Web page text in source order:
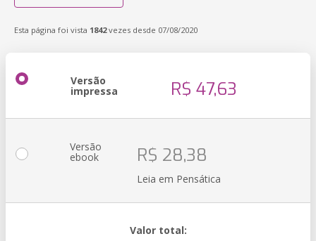
Esta página foi vista 1842vezes desde 07/08/2020
Versão
impressa R$ 47,63
Versão
ebook R$ 28,38
Leia em Pensática
Valor total: